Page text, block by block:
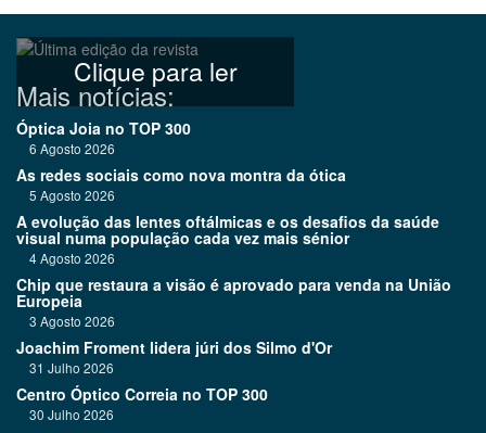
Clique para ler
Mais notícias:
Óptica Joia no TOP 300
6 Agosto 2026
As redes sociais como nova montra da ótica
5 Agosto 2026
A evolução das lentes oftálmicas e os desafios da saúde
visual numa população cada vez mais sénior
4 Agosto 2026
Chip que restaura a visão é aprovado para venda na União
Europeia
3 Agosto 2026
Joachim Froment lidera júri dos Silmo d'Or
31 Julho 2026
Centro Óptico Correia no TOP 300
30 Julho 2026